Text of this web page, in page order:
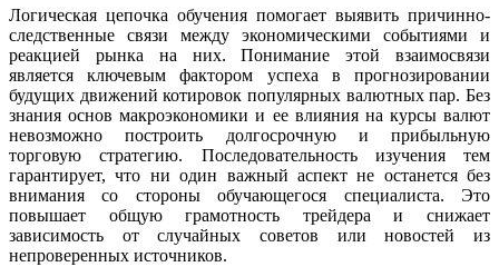
Логическая цепочка обучения помогает выявить причинно-
следственные связи между экономическими событиями и
реакцией рынка на них. Понимание этой взаимосвязи
является ключевым фактором успеха в прогнозировании
будущих движений котировок популярных валютных пар. Без
знания основ макроэкономики и ее влияния на курсы валют
невозможно построить долгосрочную и прибыльную
торговую стратегию. Последовательность изучения тем
гарантирует, что ни один важный аспект не останется без
внимания со стороны обучающегося специалиста. Это
повышает общую грамотность трейдера и снижает
зависимость от случайных советов или новостей из
непроверенных источников.